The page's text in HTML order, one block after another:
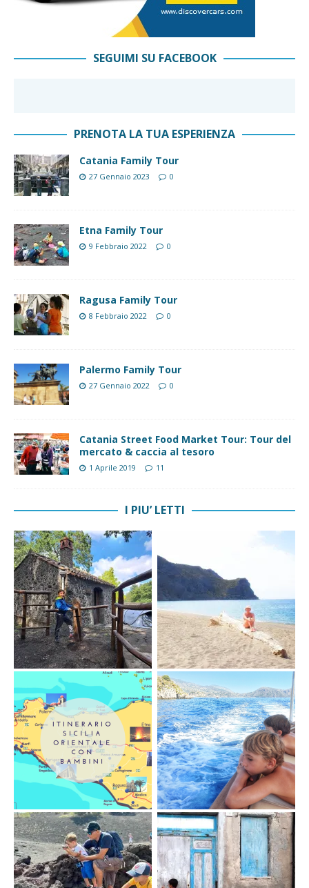
SEGUIMI SU FACEBOOK
PRENOTA LA TUA ESPERIENZA
Catania Family Tour
27 Gennaio 2023 0
Etna Family Tour
9 Febbraio 2022 0
Ragusa Family Tour
8 Febbraio 2022 0
Palermo Family Tour
27 Gennaio 2022 0
Catania Street Food Market Tour: Tour del
mercato & caccia al tesoro
1 Aprile 2019 11
I PIU’ LETTI